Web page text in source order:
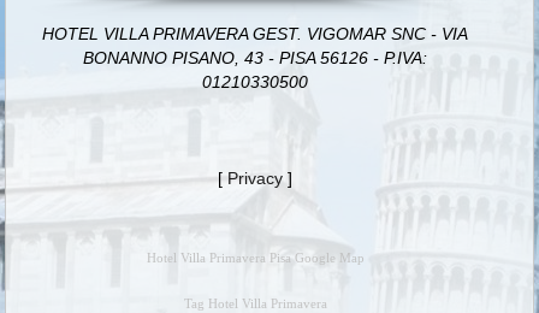
HOTEL VILLA PRIMAVERA GEST. VIGOMAR SNC - VIA
BONANNO PISANO, 43 - PISA 56126 - P.IVA:
01210330500
[ Privacy ]
Hotel Villa Primavera Pisa Google Map
Tag Hotel Villa Primavera